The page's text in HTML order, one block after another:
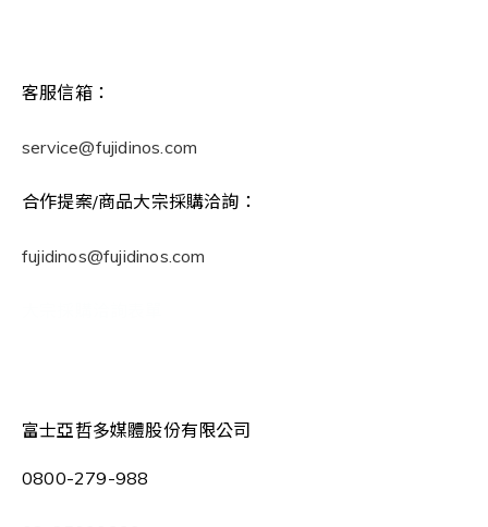
客服信箱：
service@fujidinos.com
合作提案/商品大宗採購洽詢：
fujidinos@fujidinos.com
富士亞哲多媒體股份有限公司
0800-279-988